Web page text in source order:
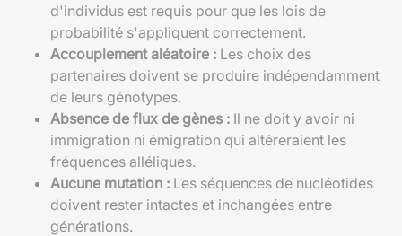
d'individus est requis pour que les lois de
probabilité s'appliquent correctement.
Accouplement aléatoire : Les choix des
partenaires doivent se produire indépendamment
de leurs génotypes.
Absence de flux de gènes : Il ne doit y avoir ni
immigration ni émigration qui altéreraient les
fréquences alléliques.
Aucune mutation : Les séquences de nucléotides
doivent rester intactes et inchangées entre
générations.